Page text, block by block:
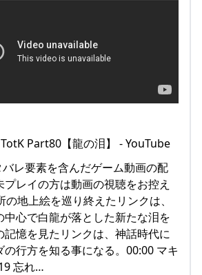
バレ要素を含んだゲーム動画の配
レイの方は動画の視聴をお控え
地上絵を巡り終えたリンクは、
中心で白龍が落とした新たな泪を
記憶を見たリンクは、神話時代に
の行方を知る事になる。00:00 マキ
忘れ…